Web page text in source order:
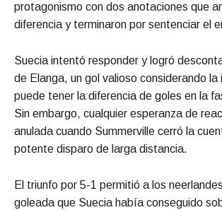
protagonismo con dos anotaciones que
diferencia y terminaron por sentenciar el
Suecia intentó responder y logró
de Elanga, un gol valioso considerando la
puede tener la diferencia de goles en la
Sin embargo, cualquier esperanza de
anulada cuando Summerville cerró la
potente disparo de larga distancia.
El triunfo por 5-1 permitió a los
goleada que Suecia había conseguido